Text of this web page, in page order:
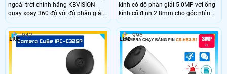
ngoài trời chính hãng KBVISION
quay xoay 360 độ với độ phân giải
5MP sắc nét. Camera trang bị hồng
ngoại 30m, ánh sáng kép full color,
đàm thoại hai chiều, khe cắm thẻ
nhớ lên đến 256GB và khả năng
phân biệt người – xe thông minh.
Với chuẩn chống nước IP66 và tính
kính có độ phân giải 5.0MP với ống
kính cố định 2.8mm cho góc nhìn
rộng 95°, ống kính quay quét 6mm
hỗ trợ điều khiển từ xa, tích hợp
micro và loa giúp đàm thoại 2 chiều,
trang bị đèn Led giúp nhìn có màu
vào ban đên.
942 996